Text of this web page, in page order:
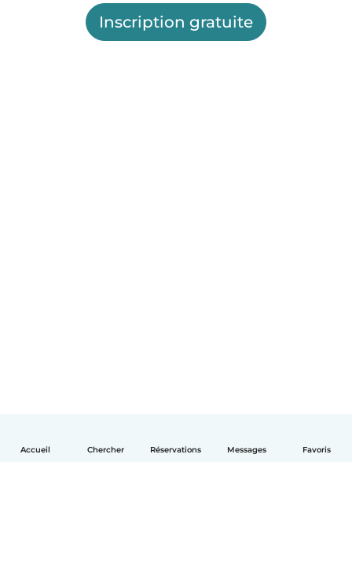
Accueil Chercher Réservations Messages Favoris
Inscription gratuite